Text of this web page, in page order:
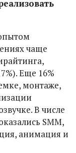
чаще
Еще 16%
монтаже,
В числе
SMM,
анимация и